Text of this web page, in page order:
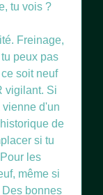
tu vois ?
Freinage,
peux pas
soit neuf
vigilant. Si
d'un
de
si tu
les
même si
bonnes